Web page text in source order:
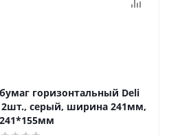
бумаг горизонтальный Deli
2шт., серый, ширина 241мм,